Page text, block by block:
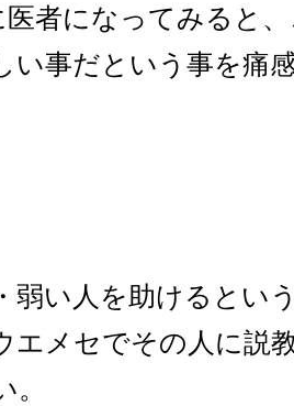
者になってみると
い事だという事を痛
弱い人を助けるとい
エメセでその人に説